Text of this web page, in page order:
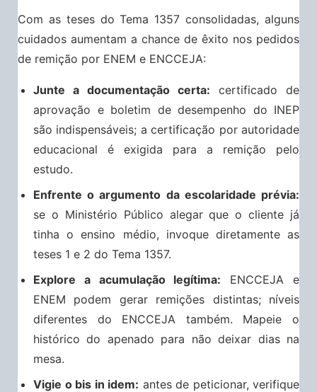
Com as teses do Tema 1357 consolidadas, alguns
cuidados aumentam a chance de êxito nos pedidos
de remição por ENEM e ENCCEJA:
Junte a documentação certa: certificado de
aprovação e boletim de desempenho do INEP
são indispensáveis; a certificação por autoridade
educacional é exigida para a remição pelo
estudo.
Enfrente o argumento da escolaridade prévia:
se o Ministério Público alegar que o cliente já
tinha o ensino médio, invoque diretamente as
teses 1 e 2 do Tema 1357.
Explore a acumulação legítima: ENCCEJA e
ENEM podem gerar remições distintas; níveis
diferentes do ENCCEJA também. Mapeie o
histórico do apenado para não deixar dias na
mesa.
Vigie o bis in idem: antes de peticionar, verifique